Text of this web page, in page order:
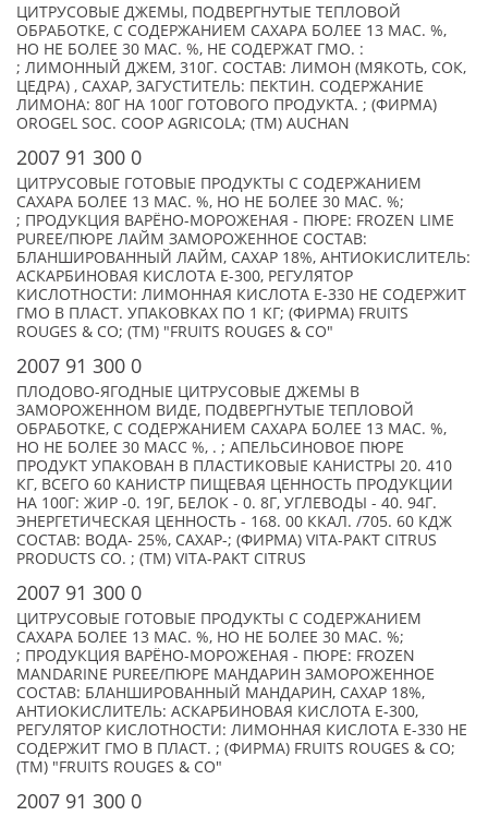
ЦИТРУСОВЫЕ ДЖЕМЫ, ПОДВЕРГНУТЫЕ ТЕПЛОВОЙ
ОБРАБОТКЕ, С СОДЕРЖАНИЕМ САХАРА БОЛЕЕ 13 МАС. %,
НО НЕ БОЛЕЕ 30 МАС. %, НЕ СОДЕРЖАТ ГМО. :
; ЛИМОННЫЙ ДЖЕМ, 310Г. СОСТАВ: ЛИМОН (МЯКОТЬ, СОК,
ЦЕДРА) , САХАР, ЗАГУСТИТЕЛЬ: ПЕКТИН. СОДЕРЖАНИЕ
ЛИМОНА: 80Г НА 100Г ГОТОВОГО ПРОДУКТА. ; (ФИРМА)
OROGEL SOC. COOP AGRICOLA; (TM) AUCHAN
2007 91 300 0
ЦИТРУСОВЫЕ ГОТОВЫЕ ПРОДУКТЫ С СОДЕРЖАНИЕМ
САХАРА БОЛЕЕ 13 МАС. %, НО НЕ БОЛЕЕ 30 МАС. %;
; ПРОДУКЦИЯ ВАРЁНО-МОРОЖЕНАЯ - ПЮРЕ: FROZEN LIME
PUREE/ПЮРЕ ЛАЙМ ЗАМОРОЖЕННОЕ СОСТАВ:
БЛАНШИРОВАННЫЙ ЛАЙМ, САХАР 18%, АНТИОКИСЛИТЕЛЬ:
АСКАРБИНОВАЯ КИСЛОТА Е-300, РЕГУЛЯТОР
КИСЛОТНОСТИ: ЛИМОННАЯ КИСЛОТА Е-330 НЕ СОДЕРЖИТ
ГМО В ПЛАСТ. УПАКОВКАХ ПО 1 КГ; (ФИРМА) FRUITS
ROUGES & CO; (TM) "FRUITS ROUGES & CO"
2007 91 300 0
ПЛОДОВО-ЯГОДНЫЕ ЦИТРУСОВЫЕ ДЖЕМЫ В
ЗАМОРОЖЕННОМ ВИДЕ, ПОДВЕРГНУТЫЕ ТЕПЛОВОЙ
ОБРАБОТКЕ, С СОДЕРЖАНИЕМ САХАРА БОЛЕЕ 13 МАС. %,
НО НЕ БОЛЕЕ 30 МАСС %, . ; АПЕЛЬСИНОВОЕ ПЮРЕ
ПРОДУКТ УПАКОВАН В ПЛАСТИКОВЫЕ КАНИСТРЫ 20. 410
КГ, ВСЕГО 60 КАНИСТР ПИЩЕВАЯ ЦЕННОСТЬ ПРОДУКЦИИ
НА 100Г: ЖИР -0. 19Г, БЕЛОК - 0. 8Г, УГЛЕВОДЫ - 40. 94Г.
ЭНЕРГЕТИЧЕСКАЯ ЦЕННОСТЬ - 168. 00 ККАЛ. /705. 60 КДЖ
СОСТАВ: ВОДА- 25%, САХАР-; (ФИРМА) VITA-PAKT CITRUS
PRODUCTS CO. ; (TM) VITA-PAKT CITRUS
2007 91 300 0
ЦИТРУСОВЫЕ ГОТОВЫЕ ПРОДУКТЫ С СОДЕРЖАНИЕМ
САХАРА БОЛЕЕ 13 МАС. %, НО НЕ БОЛЕЕ 30 МАС. %;
; ПРОДУКЦИЯ ВАРЁНО-МОРОЖЕНАЯ - ПЮРЕ: FROZEN
MANDARINE PUREE/ПЮРЕ МАНДАРИН ЗАМОРОЖЕННОЕ
СОСТАВ: БЛАНШИРОВАННЫЙ МАНДАРИН, САХАР 18%,
АНТИОКИСЛИТЕЛЬ: АСКАРБИНОВАЯ КИСЛОТА Е-300,
РЕГУЛЯТОР КИСЛОТНОСТИ: ЛИМОННАЯ КИСЛОТА Е-330 НЕ
СОДЕРЖИТ ГМО В ПЛАСТ. ; (ФИРМА) FRUITS ROUGES & CO;
(TM) "FRUITS ROUGES & CO"
2007 91 300 0